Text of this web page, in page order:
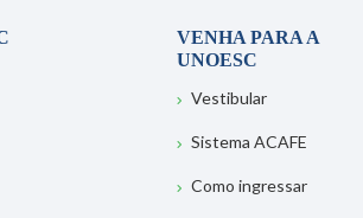
VENHA PARA A
UNOESC
Vestibular
Sistema ACAFE
Como ingressar